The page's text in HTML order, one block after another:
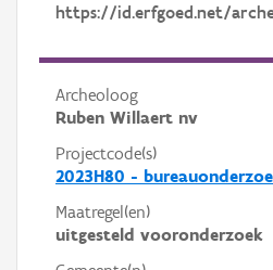
https://id.erfgoed.net/
Archeoloog
Ruben Willaert nv
Projectcode(s)
2023H80 -
Maatregel(en)
uitgesteld vooronderzoek